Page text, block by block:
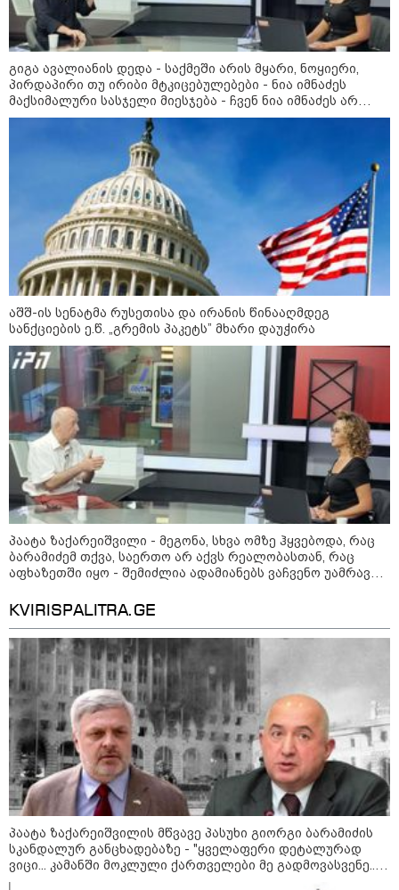
13:24 / 07-08-2026
"საქართველოსთვის თქვენზე ნაკლები
მებრძოლის დედა ვატირე!" - რას ამბობს
გიორგი ბარამიძე პროკურატურის
განცხადების შემდეგ
19:05 / 07-08-2026
"2008 წელს საქართველო
გადავარჩინეთ - აი, 2012 წლის
"გამარჯვება" ვინც იზეიმეთ,
სწორედ ეგ იყო ქართული
ისტორიული კატასტროფა და
რაც რუსმა ჯარით ვერ აიღო,
შიდა ღალატით გაინაღდა" -
მიხეილ სააკაშვილი
14:20 / 07-08-2026
"ჩემი აზრით, ენამ გაუსწრო
აზრს და არ არის ეს კარგი,
თუმცა თუ რაიმეში არ მეპარება
ეჭვი, გიორგი ბარამიძის
13:42 / 07-08-2026
"საქართველო მშვიდი ქვეყანაა,
სტუმართმოყვარე ხალხი ვართ
და ყველას შეუძლია ჩამოვიდეს,
არავინ შეზღუდული არაა" - კახა
კალაძე
13:27 / 07-08-2026
"სტუმართმოყვარე ხალხი ვართ
- რუსს, ყაზახს, უკრაინელს,
შვეიცარიელს, იტალიელს,
ამერიკელს, შეუძლია
ჩამოვიდეს, დახარჯოს ფული...
არავინ შეზღუდული არაა" -
გიგა ავალიანის დედა - საქმეში არის მყარი, ნოყიერი,
პირდაპირი თუ ირიბი მტკიცებულებები - ნია იმნაძეს
მაქსიმალური სასჯელი მიესჯება - ჩვენ ნია იმნაძეს არ
ვედავებით იმას, რომ ეუბნება: “წადი, მოკალი“, ეს
დაკვეთაა, ჩვენ ვამბობთ, წაქეზებას, მანიპულირებას
აშშ-ის სენატმა რუსეთისა და ირანის წინააღმდეგ
სანქციების ე.წ. „გრემის პაკეტს” მხარი დაუჭირა
პაატა ზაქარეიშვილი - მეგონა, სხვა ომზე ჰყვებოდა, რაც
ბარამიძემ თქვა, საერთო არ აქვს რეალობასთან, რაც
აფხაზეთში იყო - შემიძლია ადამიანებს ვაჩვენო უამრავი
KVIRISPALITRA.GE
პაატა ზაქარეიშვილის მწვავე პასუხი გიორგი ბარამიძის
სკანდალურ განცხადებაზე - "ყველაფერი დეტალურად
ვიცი... კამანში მოკლული ქართველები მე გადმოვასვენე...
ბარამიძე კი ტყუის"